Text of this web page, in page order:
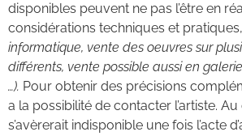
disponibles peuvent ne pas l’être en
considérations techniques et pratiques,
informatique, vente des oeuvres sur
différents, vente possible aussi en galerie
…). Pour obtenir des précisions
a la possibilité de contacter l’artiste. Au
s’avèrerait indisponible une fois l’acte